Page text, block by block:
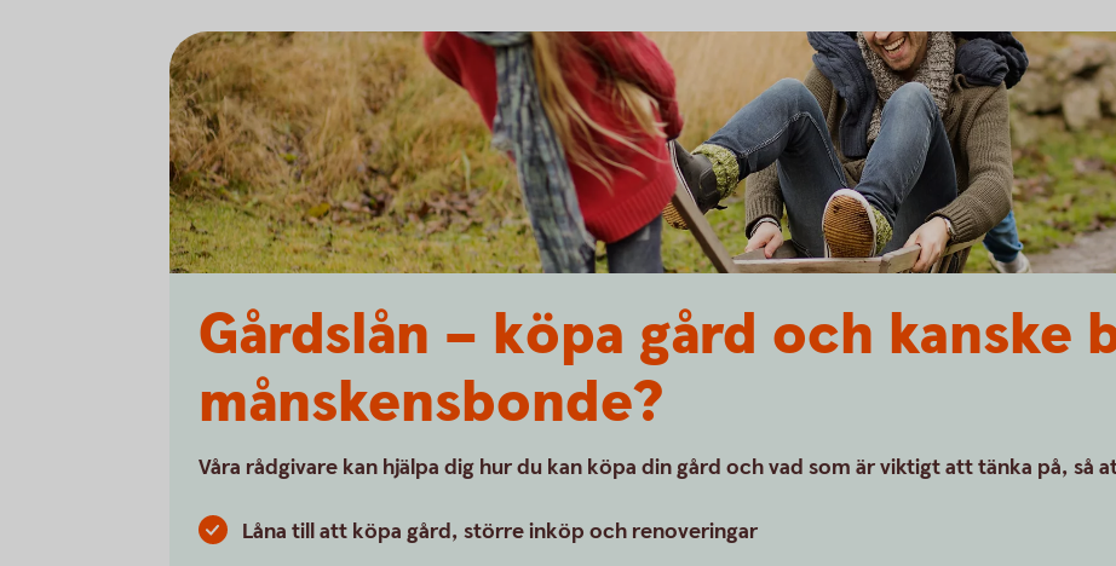
Gårdslån – köpa gård och kanske
månskensbonde?
Våra rådgivare kan hjälpa dig hur du kan köpa din gård och vad som är viktigt att tänka på, så
Låna till att köpa gård, större inköp och renoveringar